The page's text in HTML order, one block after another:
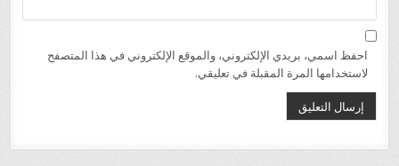
احفظ اسمي، بريدي الإلكتروني، والموقع الإلكتروني في هذا المتصفح
لاستخدامها المرة المقبلة في تعليقي.